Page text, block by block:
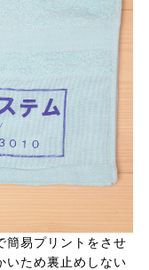
簡易プリントをさせ
いため裏止めしない